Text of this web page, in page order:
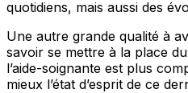
quotidiens, mais aussi des
Une autre grande qualité à
savoir se mettre à la place
l’aide-soignante est plus
mieux l’état d’esprit de ce